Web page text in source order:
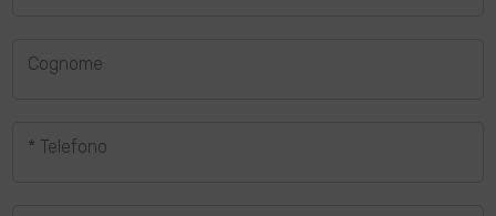
Cognome
* Telefono